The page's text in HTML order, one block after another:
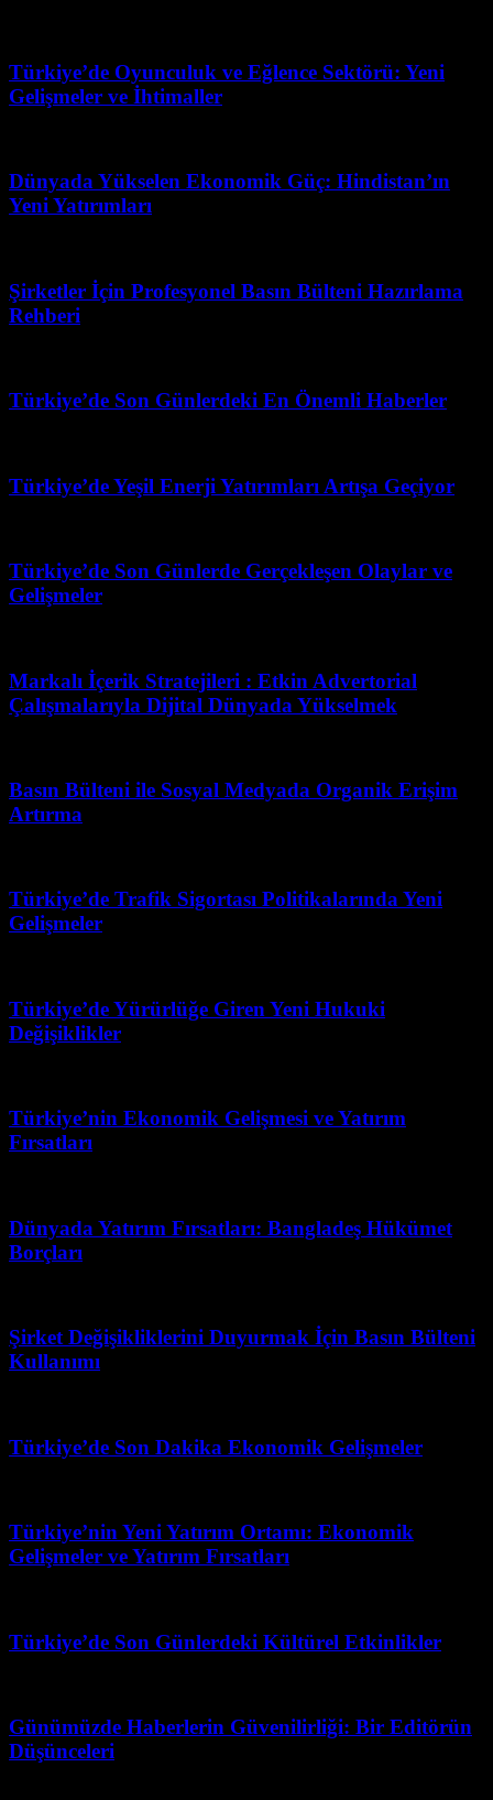
Türkiye’de Oyunculuk ve Eğlence Sektörü: Yeni
Gelişmeler ve İhtimaller
Dünyada Yükselen Ekonomik Güç: Hindistan’ın
Yeni Yatırımları
Şirketler İçin Profesyonel Basın Bülteni Hazırlama
Rehberi
Türkiye’de Son Günlerdeki En Önemli Haberler
Türkiye’de Yeşil Enerji Yatırımları Artışa Geçiyor
Türkiye’de Son Günlerde Gerçekleşen Olaylar ve
Gelişmeler
Markalı İçerik Stratejileri : Etkin Advertorial
Çalışmalarıyla Dijital Dünyada Yükselmek
Basın Bülteni ile Sosyal Medyada Organik Erişim
Artırma
Türkiye’de Trafik Sigortası Politikalarında Yeni
Gelişmeler
Türkiye’de Yürürlüğe Giren Yeni Hukuki
Değişiklikler
Türkiye’nin Ekonomik Gelişmesi ve Yatırım
Fırsatları
Dünyada Yatırım Fırsatları: Bangladeş Hükümet
Borçları
Şirket Değişikliklerini Duyurmak İçin Basın Bülteni
Kullanımı
Türkiye’de Son Dakika Ekonomik Gelişmeler
Türkiye’nin Yeni Yatırım Ortamı: Ekonomik
Gelişmeler ve Yatırım Fırsatları
Türkiye’de Son Günlerdeki Kültürel Etkinlikler
Günümüzde Haberlerin Güvenilirliği: Bir Editörün
Düşünceleri